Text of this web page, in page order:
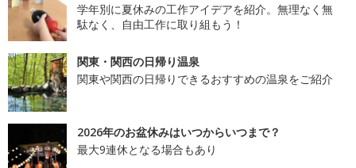
学年別に夏休みの工作アイデアを紹介。無理なく無
駄なく、自由工作に取り組もう！
関東・関西の日帰り温泉
関東や関西の日帰りできるおすすめの温泉をご紹介
2026年のお盆休みはいつからいつまで？
最大9連休となる場合もあり